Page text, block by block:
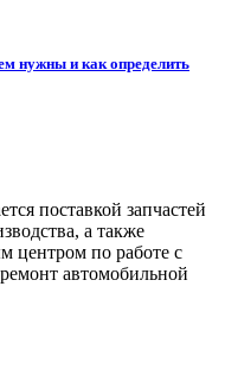
нужны и как определить
поставкой запчастей
а также
центром по работе с
автомобильной